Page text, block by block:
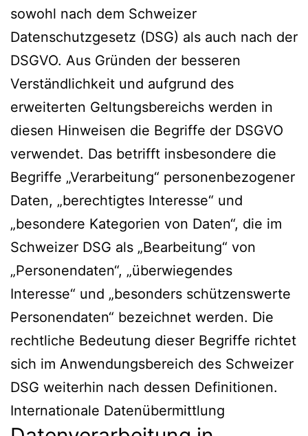
sowohl nach dem Schweizer
Datenschutzgesetz (DSG) als auch nach der
DSGVO. Aus Gründen der besseren
Verständlichkeit und aufgrund des
erweiterten Geltungsbereichs werden in
diesen Hinweisen die Begriffe der DSGVO
verwendet. Das betrifft insbesondere die
Begriffe „Verarbeitung“ personenbezogener
Daten, „berechtigtes Interesse“ und
„besondere Kategorien von Daten“, die im
Schweizer DSG als „Bearbeitung“ von
„Personendaten“, „überwiegendes
Interesse“ und „besonders schützenswerte
Personendaten“ bezeichnet werden. Die
rechtliche Bedeutung dieser Begriffe richtet
sich im Anwendungsbereich des Schweizer
DSG weiterhin nach dessen Definitionen.
Internationale Datenübermittlung